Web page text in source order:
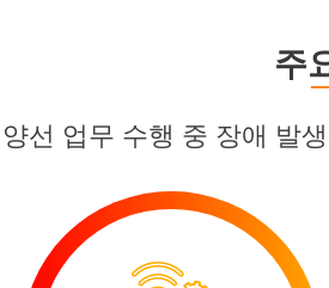
주
선 업무 수행 중 장애 발